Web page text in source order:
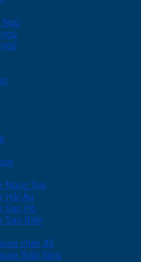
Ngủ
Ngọc Trai
Hải Âu
San Hô
Sao Biển
chân đế
thấp tầng